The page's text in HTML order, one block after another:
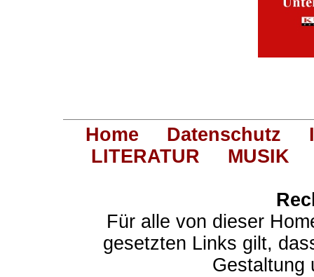
Home Datenschutz
LITERATUR
MUSIK
Für alle von dieser
gesetzten Links gilt,
Gestaltung